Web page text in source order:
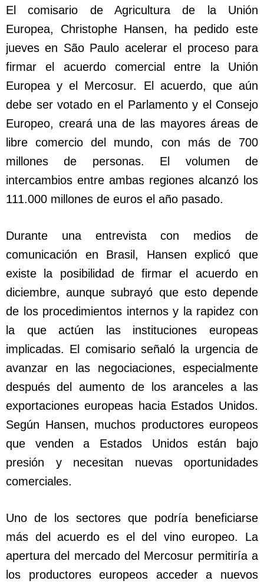
El comisario de Agricultura de la Unión
Europea, Christophe Hansen, ha pedido este
jueves en São Paulo acelerar el proceso para
firmar el acuerdo comercial entre la Unión
Europea y el Mercosur. El acuerdo, que aún
debe ser votado en el Parlamento y el Consejo
Europeo, creará una de las mayores áreas de
libre comercio del mundo, con más de 700
millones de personas. El volumen de
intercambios entre ambas regiones alcanzó los
111.000 millones de euros el año pasado.
Durante una entrevista con medios de
comunicación en Brasil, Hansen explicó que
existe la posibilidad de firmar el acuerdo en
diciembre, aunque subrayó que esto depende
de los procedimientos internos y la rapidez con
la que actúen las instituciones europeas
implicadas. El comisario señaló la urgencia de
avanzar en las negociaciones, especialmente
después del aumento de los aranceles a las
exportaciones europeas hacia Estados Unidos.
Según Hansen, muchos productores europeos
que venden a Estados Unidos están bajo
presión y necesitan nuevas oportunidades
comerciales.
Uno de los sectores que podría beneficiarse
más del acuerdo es el del vino europeo. La
apertura del mercado del Mercosur permitiría a
los productores europeos acceder a nuevos